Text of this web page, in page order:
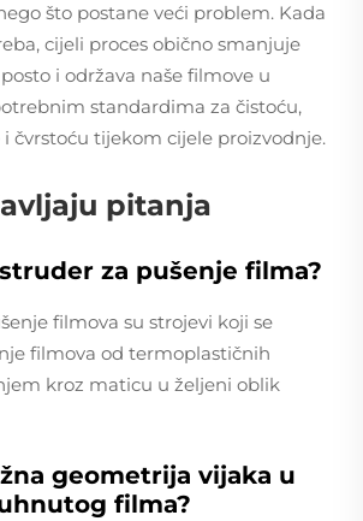
što postane veći problem. Kada
cijeli proces obično smanjuje
i održava naše filmove u
standardima za čistoću,
čvrstoću tijekom cijele proizvodnje.
pitanja
za pušenje filma?
filmova su strojevi koji se
filmova od termoplastičnih
kroz maticu u željeni oblik
geometrija vijaka u
filma?